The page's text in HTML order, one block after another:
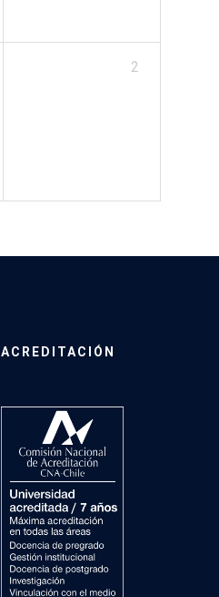
2
ACREDITACIÓN